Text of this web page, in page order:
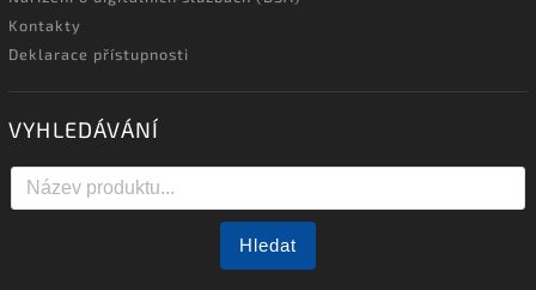
Kontakty
Deklarace přístupnosti
VYHLEDÁVÁNÍ
Hledat